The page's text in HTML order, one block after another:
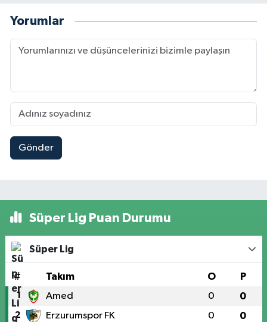
Yorumlar
Gönder
Süper Lig Puan Durumu
Süper Lig
# Takım O P
1 Amed 0 0
2 Erzurumspor FK 0 0